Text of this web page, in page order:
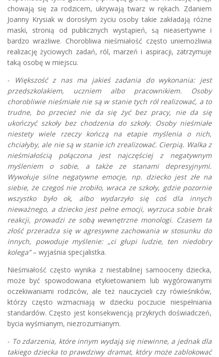
chowają się za rodzicem, ukrywają twarz w rękach. Zdaniem
Joanny Krysiak w dorosłym życiu osoby takie zakładają różne
maski, stronią od publicznych wystąpień, są nieasertywne i
bardzo wrażliwe. Chorobliwa nieśmiałość często uniemożliwia
realizację życiowych zadań, ról, marzeń i aspiracji, zatrzymuje
taką osobę w miejscu.
-
Większość z nas ma jakieś zadania do wykonania: jest
przedszkolakiem, uczniem albo pracownikiem. Osoby
chorobliwie nieśmiałe nie są w stanie tych ról realizować, a to
trudne, bo przecież nie da się żyć bez pracy, nie da się
ukończyć szkoły bez chodzenia do szkoły. Osoby nieśmiałe
niestety wiele rzeczy kończą na etapie myślenia o nich,
chciałyby, ale nie są w stanie ich zrealizować. Cierpią. Walka z
nieśmiałością połączona jest najczęściej z negatywnym
myśleniem o sobie, a także ze stanami depresyjnymi.
Wywołuje silne negatywne emocje, np. dziecko jest złe na
siebie, że czegoś nie zrobiło, wraca ze szkoły, gdzie pozornie
wszystko było ok, albo wydarzyło się coś dla innych
nieważnego, a dziecko jest pełne emocji, wyrzuca sobie brak
reakcji, prowadzi ze sobą wewnętrzne monologi. Czasem ta
złość przeradza się w agresywne zachowania w stosunku do
innych, powoduje myślenie: „ci głupi ludzie, ten niedobry
kolega”– wyjaśnia specjalistka.
Nieśmiałość często wynika z niestabilnej samooceny dziecka,
może być spowodowana etykietowaniem lub wygórowanymi
oczekiwaniami rodziców, ale też nauczycieli czy rówieśników,
którzy często wzmacniają w dziecku poczucie niespełniania
standardów. Często jest konsekwencją przykrych doświadczeń,
bycia wyśmianym, niezrozumianym.
- To zdarzenia, które innym wydają się niewinne, a jednak dla
takiego dziecka to prawdziwy dramat, który może zablokować